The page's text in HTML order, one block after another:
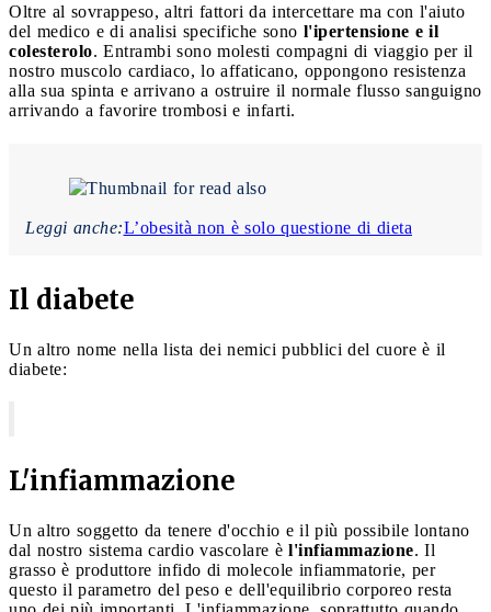
Oltre al sovrappeso, altri fattori da intercettare ma con l'aiuto
del medico e di analisi specifiche sono l'ipertensione e il
colesterolo. Entrambi sono molesti compagni di viaggio per il
nostro muscolo cardiaco, lo affaticano, oppongono resistenza
alla sua spinta e arrivano a ostruire il normale flusso sanguigno
arrivando a favorire trombosi e infarti.
Leggi anche:L’obesità non è solo questione di dieta
Il diabete
Un altro nome nella lista dei nemici pubblici del cuore è il
diabete:
L'infiammazione
Un altro soggetto da tenere d'occhio e il più possibile lontano
dal nostro sistema cardio vascolare è l'infiammazione. Il
grasso è produttore infido di molecole infiammatorie, per
questo il parametro del peso e dell'equilibrio corporeo resta